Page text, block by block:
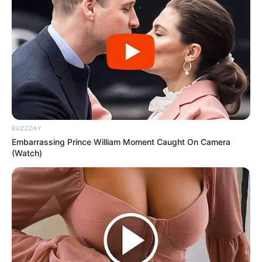
reaccionar. Funcionarios del Departamento de
Defensa han expresado su preocupación por las
posibles aplicaciones militares de esta
tecnología.
“El control del transporte rápido submarino
representa una ventaja estratégica
incalculable”, declaró un analista del Pentágono
BUZZDAY
Embarrassing Prince William Moment Caught On Camera
(Watch)